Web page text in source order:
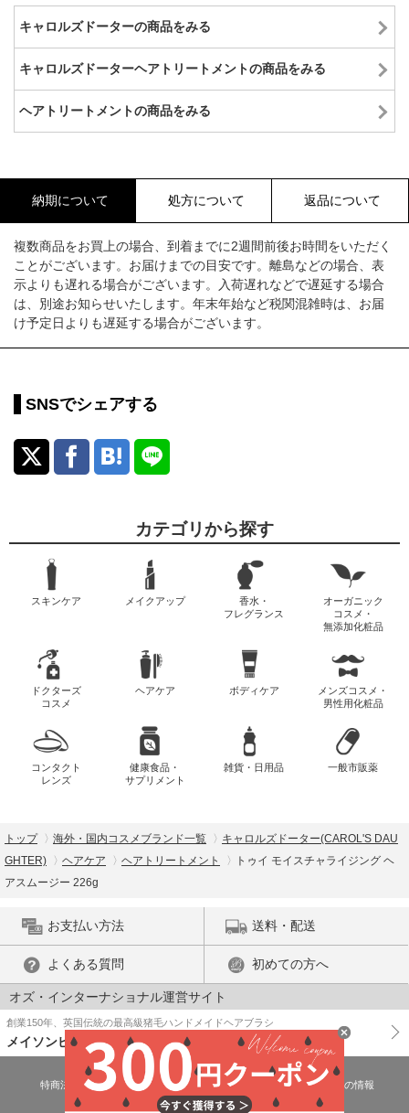
キャロルズドーターの商品をみる
キャロルズドーターヘアトリートメントの商品をみる
ヘアトリートメントの商品をみる
納期について 処方について 返品について
複数商品をお買上の場合、到着までに2週間前後お時間をいただく
ことがございます。お届けまでの目安です。離島などの場合、表
示よりも遅れる場合がございます。入荷遅れなどで遅延する場合
は、別途お知らせいたします。年末年始など税関混雑時は、お届
け予定日よりも遅延する場合がございます。
SNSでシェアする
カテゴリから探す
スキンケア メイクアップ
香水・
フレグランス
オーガニック
コスメ・
無添加化粧品
ドクターズ
コスメ
ヘアケア ボディケア
メンズコスメ・
男性用化粧品
コンタクト
レンズ
健康食品・
サプリメント
雑貨・日用品 一般市販薬
トップ 海外・国内コスメブランド一覧
キャロルズドーター(CAROL'S DAU
GHTER)
ヘアケア ヘアトリートメント
トゥイ モイスチャライジング ヘ
アスムージー 226g
お支払い方法 送料・配送
よくある質問 初めての方へ
オズ・インターナショナル運営サイト
創業150年、英国伝統の最高級猪毛ハンドメイドヘアブラシ
メイソンピアソン
特商法に基づく表示 プライバシーポリシー
医薬品販売許可証の情報
ご利用規約
PC版で表示